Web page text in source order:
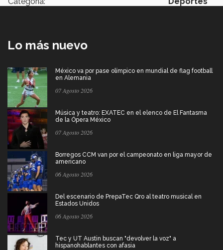
Lo más nuevo
México va por pase olímpico en mundial de flag football
en Alemania
07 Agosto 2026
Música y teatro: EXATEC en el elenco de El Fantasma
de la Ópera México
07 Agosto 2026
Borregos CCM van por el campeonato en liga mayor de
americano
06 Agosto 2026
Del escenario de PrepaTec Qro al teatro musical en
Estados Unidos
06 Agosto 2026
Tec y UT Austin buscan "devolver la voz" a
hispanohablantes con afasia